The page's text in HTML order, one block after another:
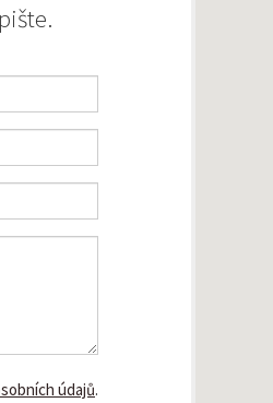
údajů.